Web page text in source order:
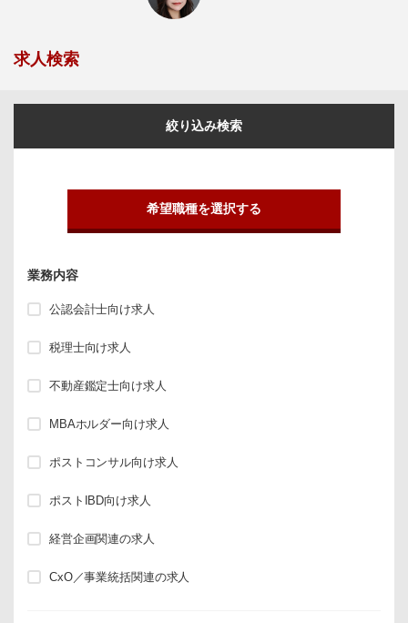
求人検索
絞り込み検索
希望職種を選択する
業務内容
公認会計士向け求人
税理士向け求人
不動産鑑定士向け求人
MBAホルダー向け求人
ポストコンサル向け求人
ポストIBD向け求人
経営企画関連の求人
CxO／事業統括関連の求人